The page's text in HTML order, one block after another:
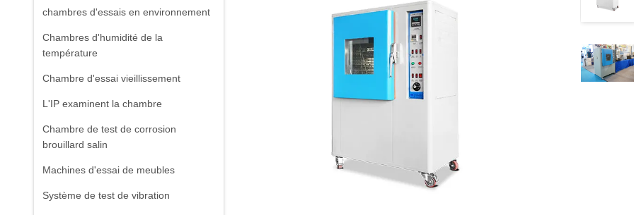
chambres d'essais en environnement
Chambres d'humidité de la
température
Chambre d'essai vieillissement
L'IP examinent la chambre
Chambre de test de corrosion
brouillard salin
Machines d'essai de meubles
Système de test de vibration